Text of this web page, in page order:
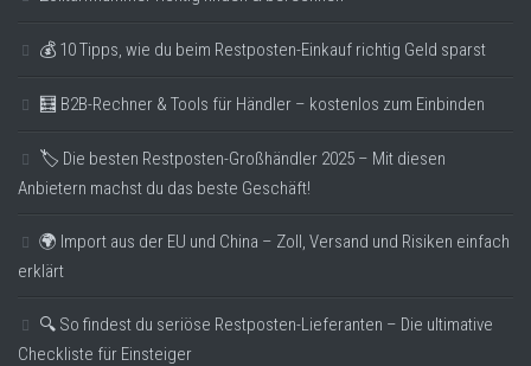
💰 10 Tipps, wie du beim Restposten-Einkauf richtig Geld sparst
🧮 B2B-Rechner & Tools für Händler – kostenlos zum Einbinden
🏷️ Die besten Restposten-Großhändler 2025 – Mit diesen
Anbietern machst du das beste Geschäft!
🌍 Import aus der EU und China – Zoll, Versand und Risiken einfach
erklärt
🔍 So findest du seriöse Restposten-Lieferanten – Die ultimative
Checkliste für Einsteiger